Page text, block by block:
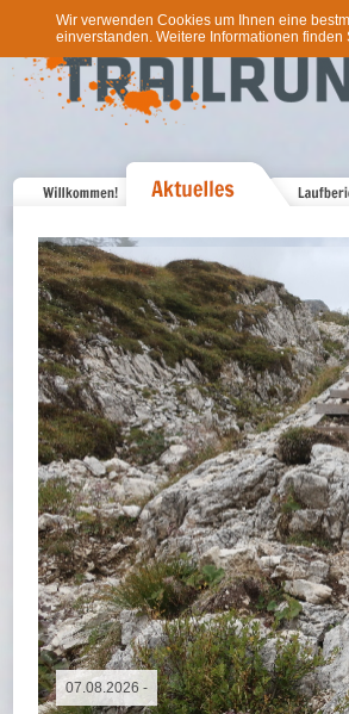
Wir verwenden Cookies um Ihnen eine
einverstanden. Weitere Informationen finden
09.05.2026 - GutsMuths-Rennsteiglauf